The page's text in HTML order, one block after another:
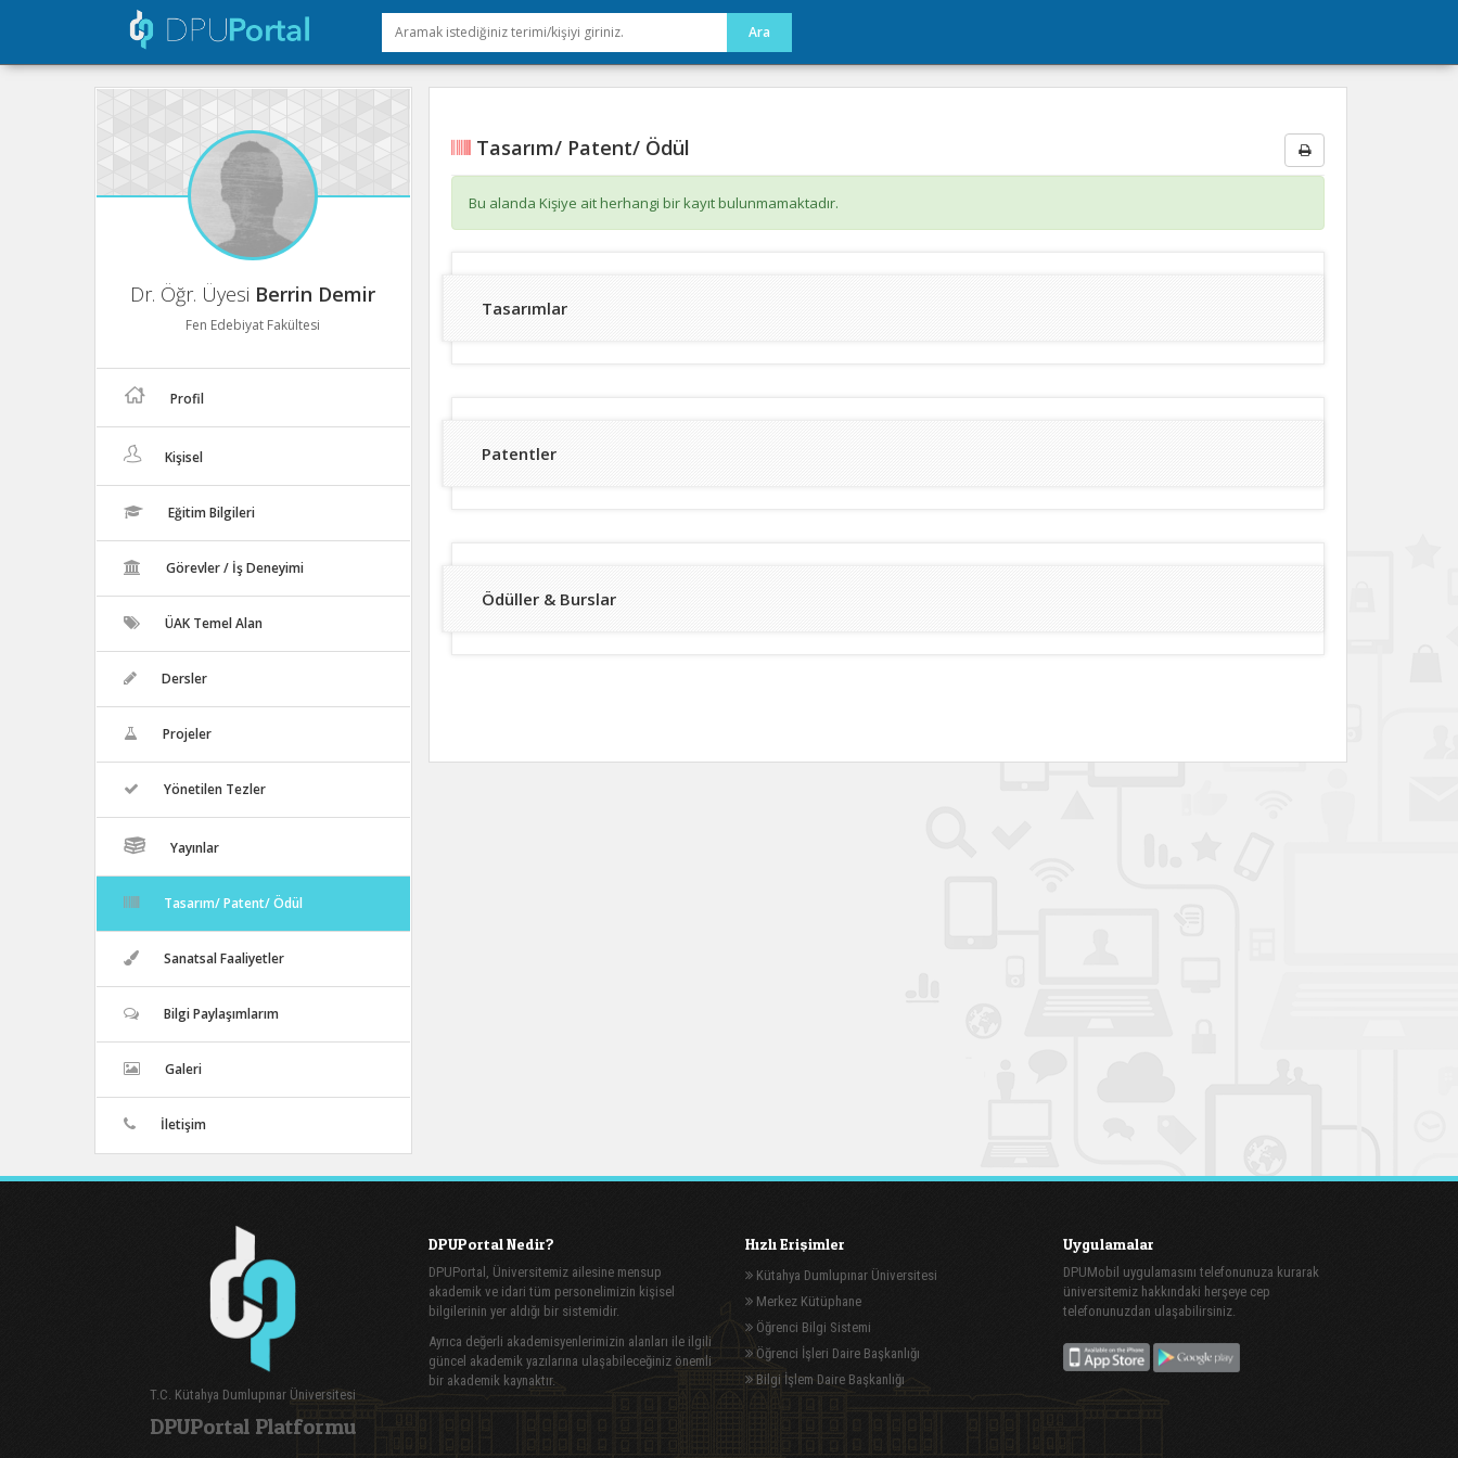
Dr. Öğr. Üyesi Berrin Demir
Fen Edebiyat Fakültesi
Profil
Kişisel
Eğitim Bilgileri
Görevler / İş Deneyimi
ÜAK Temel Alan
Dersler
Projeler
Yönetilen Tezler
Yayınlar
Tasarım/ Patent/ Ödül
Sanatsal Faaliyetler
Bilgi Paylaşımlarım
Galeri
İletişim
Tasarım/ Patent/ Ödül
Bu alanda Kişiye ait herhangi bir kayıt bulunmamaktadır.
Tasarımlar
Patentler
Ödüller & Burslar
T.C. Kütahya Dumlupınar Üniversitesi
DPUPortal Platformu
DPUPortal Nedir?
DPUPortal, Üniversitemiz ailesine mensup
akademik ve idari tüm personelimizin kişisel
bilgilerinin yer aldığı bir sistemidir.
Ayrıca değerli akademisyenlerimizin alanları ile ilgili
güncel akademik yazılarına ulaşabileceğiniz önemli
bir akademik kaynaktır.
Hızlı Erişimler
Kütahya Dumlupınar Üniversitesi
Merkez Kütüphane
Öğrenci Bilgi Sistemi
Öğrenci İşleri Daire Başkanlığı
Bilgi İşlem Daire Başkanlığı
Uygulamalar
DPUMobil uygulamasını telefonunuza kurarak
üniversitemiz hakkındaki herşeye cep
telefonunuzdan ulaşabilirsiniz.